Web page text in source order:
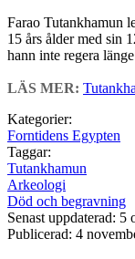
Farao Tutankhamun
15 års ålder med sin
hann inte regera
LÄS MER:
Kategorier:
Forntidens Egypten
Taggar:
Tutankhamun
Arkeologi
Död och begravning
Senast uppdaterad: 5
Publicerad: 4